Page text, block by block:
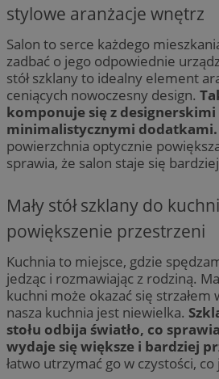
stylowe aranżacje wnętrz
Salon to serce każdego
zadbać o jego odpowiednie
stół szklany to idealny element
ceniących nowoczesny design.
komponuje się z
minimalistycznymi dodatkami.
powierzchnia optycznie
sprawia, że salon staje się
Mały stół szklany do
powiększenie przestrzeni
Kuchnia to miejsce, gdzie
jedząc i rozmawiając z rodziną.
kuchni może okazać się strzałem
nasza kuchnia jest niewielka.
stołu odbija światło, co
wydaje się większe i bardziej
łatwo utrzymać go w czystości,